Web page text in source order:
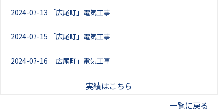
2024-07-13 「広尾町」電気工事
2024-07-15 「広尾町」電気工事
2024-07-16 「広尾町」電気工事
実績はこちら
一覧に戻る